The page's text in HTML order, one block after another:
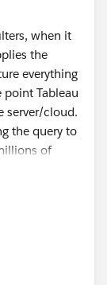
when it
the
everything
point Tableau
server/cloud.
the query to
of